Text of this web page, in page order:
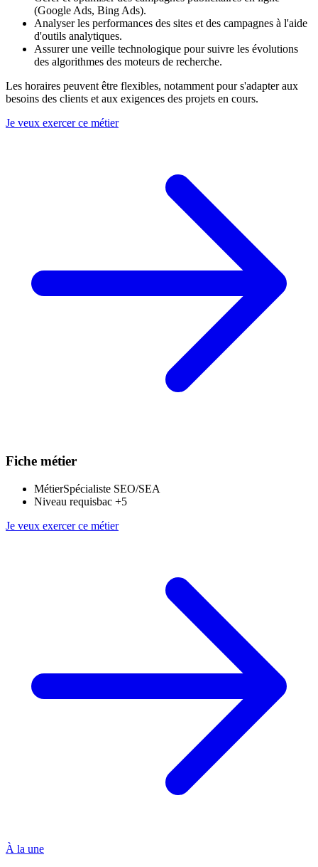
(Google Ads, Bing Ads).
Analyser les performances des sites et des campagnes à l'aide
d'outils analytiques.
Assurer une veille technologique pour suivre les évolutions
des algorithmes des moteurs de recherche.
Les horaires peuvent être flexibles, notamment pour s'adapter aux
besoins des clients et aux exigences des projets en cours.
Je veux exercer ce métier
Fiche métier
MétierSpécialiste SEO/SEA
Niveau requisbac +5
Je veux exercer ce métier
À la une